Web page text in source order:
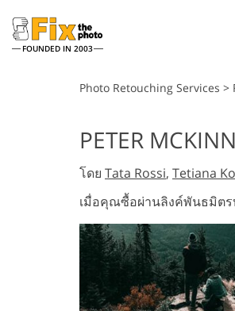
FOUNDED IN 2003
บริการแก้ไขภา
ที่ตั้งไว้ล่วงหน้า
คอลเลคชันที่ตั้งไว้ล่
LR ทั้งชุด
คอลเลกชันมือถือ
Photo Retouching Services >
PETER
โดย Tata Rossi, Tetiana
เมื่อคุณซื้อผ่านลิงค์พันธมิตร